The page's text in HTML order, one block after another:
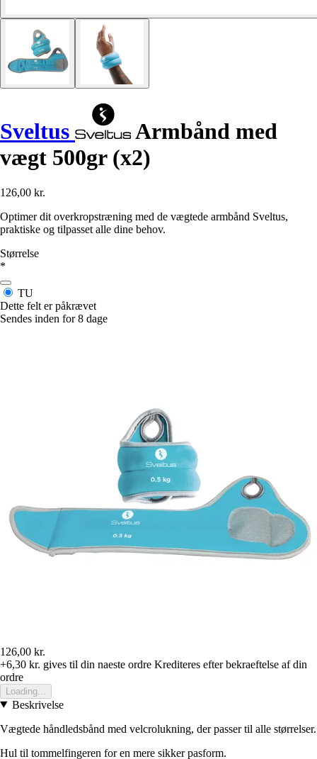
Sveltus
Armbånd med
vægt 500gr (x2)
126,00 kr.
Optimer dit overkropstræning med de vægtede armbånd Sveltus,
praktiske og tilpasset alle dine behov.
Størrelse
*
TU
Dette felt er påkrævet
Sendes inden for 8 dage
126,00 kr.
+6,30 kr. gives til din naeste ordre Krediteres efter bekraeftelse af din
ordre
Loading...
Beskrivelse
Vægtede håndledsbånd med velcrolukning, der passer til alle størrelser.
Hul til tommelfingeren for en mere sikker pasform.